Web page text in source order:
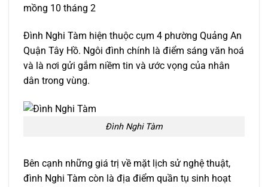
mồng 10 tháng 2
Đình Nghi Tàm hiện thuộc cụm 4 phường Quảng An
Quận Tây Hồ. Ngôi đình chính là điểm sáng văn hoá
và là nơi gửi gắm niềm tin và ước vọng của nhân
dân trong vùng.
Đình Nghi Tàm
Bên cạnh những giá trị về mặt lịch sử nghệ thuật,
đình Nghi Tàm còn là địa điểm quần tụ sinh hoạt